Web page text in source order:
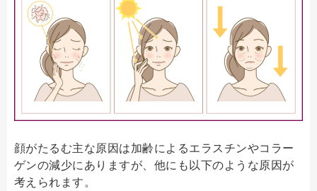
顔がたるむ主な原因は加齢によるエラスチンやコラー
ゲンの減少にありますが、他にも以下のような原因が
考えられます。